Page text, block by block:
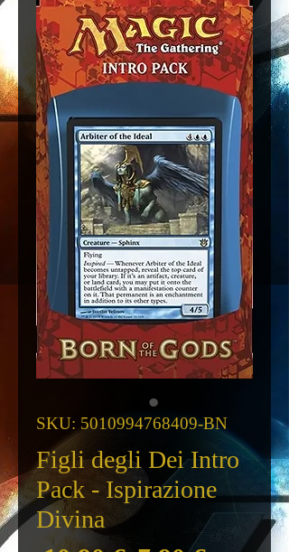
SKU: 5010994768409-BN
Figli degli Dei Intro
Pack - Ispirazione
Divina